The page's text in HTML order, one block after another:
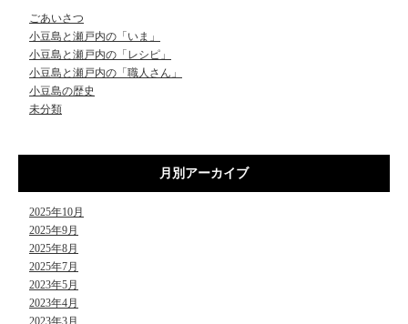
ごあいさつ
小豆島と瀬戸内の「いま」
小豆島と瀬戸内の「レシピ」
小豆島と瀬戸内の「職人さん」
小豆島の歴史
未分類
月別アーカイブ
2025年10月
2025年9月
2025年8月
2025年7月
2023年5月
2023年4月
2023年3月